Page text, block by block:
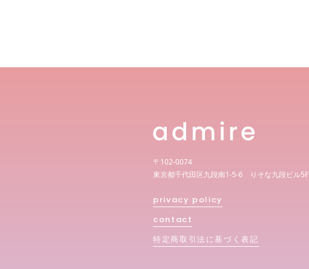
〒102-0074
東京都千代田区九段南1-5-6 りそな九段ビル5F
privacy policy
contact
特定商取引法に基づく表記